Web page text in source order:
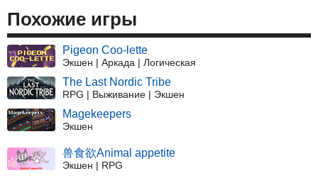
Похожие игры
Pigeon Coo-lette
Экшен | Аркада | Логическая
The Last Nordic Tribe
RPG | Выживание | Экшен
Magekeepers
Экшен
兽食欲Animal appetite
Экшен | RPG